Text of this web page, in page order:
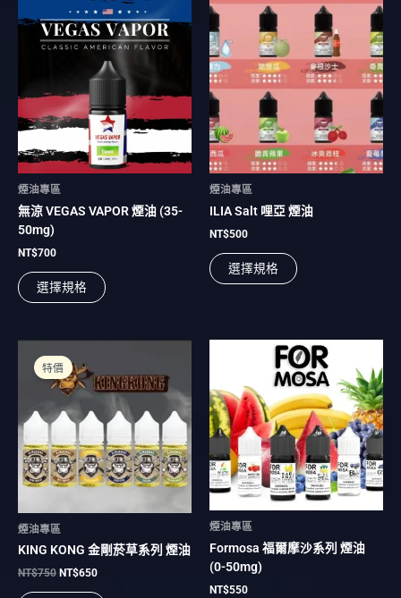
煙油專區
無涼 VEGAS VAPOR 煙油 (35-
50mg)
NT$700
選擇規格
此
產
品
有
多
種
款
式。
可
在
品
擇
煙油專區
ILIA Salt 哩亞 煙油
NT$500
選擇規格
此
有
多
式。
可
在
品
選
特價
煙油專區
KING KONG 金剛菸草系列 煙油
NT$750
始
價
格：
NT$650
價
格：
品
多
種
款
式。
在
品
煙油專區
Formosa 福爾摩沙系列 煙油
(0-50mg)
NT$550
此
產
品
有
多
種
款
式。
可
品